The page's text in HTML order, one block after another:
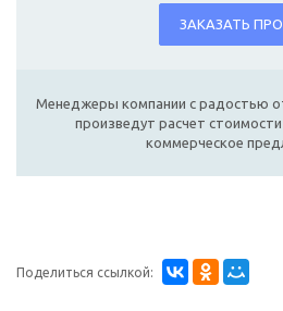
ЗАКАЗАТЬ
Менеджеры компании с радостью
произведут расчет стоимости
коммерческое
Поделиться ссылкой: